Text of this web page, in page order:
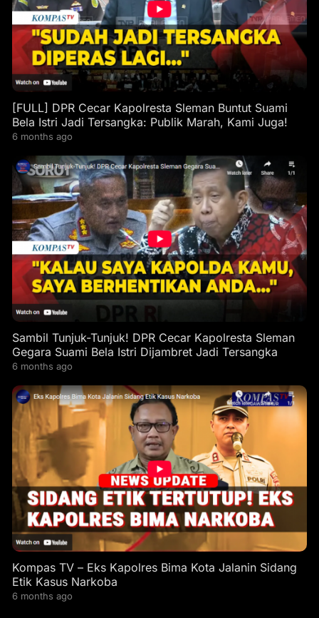
[FULL] DPR Cecar Kapolresta Sleman Buntut Suami
Bela Istri Jadi Tersangka: Publik Marah, Kami Juga!
6 months ago
Sambil Tunjuk-Tunjuk! DPR Cecar Kapolresta Sleman
Gegara Suami Bela Istri Dijambret Jadi Tersangka
6 months ago
Kompas TV – Eks Kapolres Bima Kota Jalanin Sidang
Etik Kasus Narkoba
6 months ago